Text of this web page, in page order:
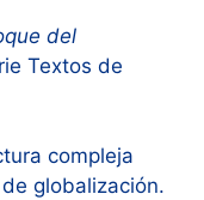
del
Textos de
compleja
globalización.